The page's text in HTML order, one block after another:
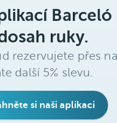
ruky.
rezervujete přes
další 5% slevu.
si naši aplikaci